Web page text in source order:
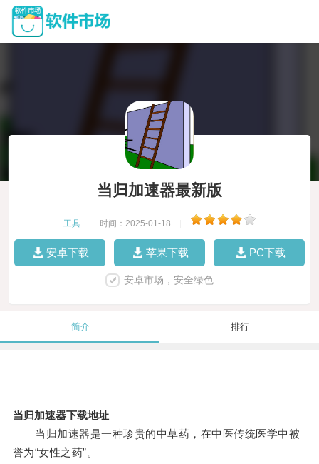
当归加速器最新版
工具 时间：2025-01-18
安卓下载 苹果下载 PC下载
安卓市场，安全绿色
简介 排行
当归加速器下载地址
当归加速器是一种珍贵的中草药，在中医传统医学中被
誉为“女性之药”。